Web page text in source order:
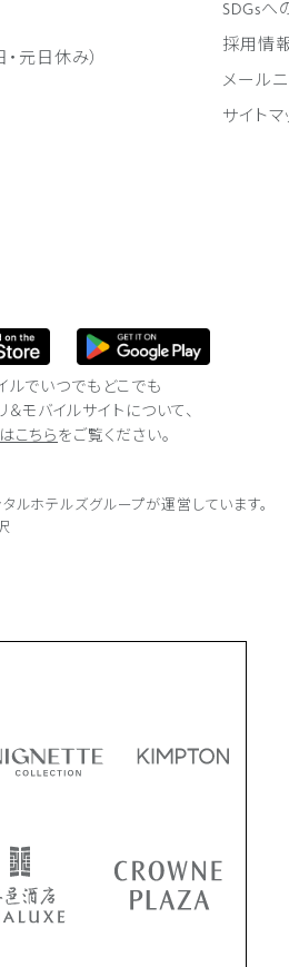
元日休み）
SDGsへ
採用情
メール
サイトマ
ルでいつでもどこでも
＆モバイルサイトについて、
こちら をご覧ください。
ルホテルズグループが運営しています。